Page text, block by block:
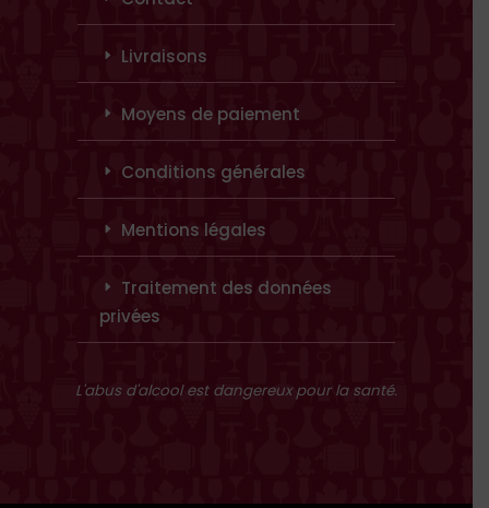
Livraisons
Moyens de paiement
Conditions générales
Mentions légales
Traitement des données
privées
L'abus d'alcool est dangereux pour la santé.